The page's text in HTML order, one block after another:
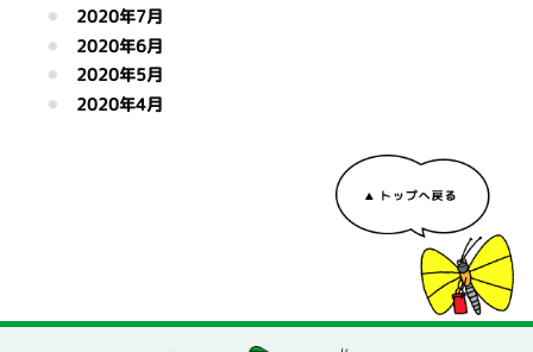
2020年7月
2020年6月
2020年5月
2020年4月